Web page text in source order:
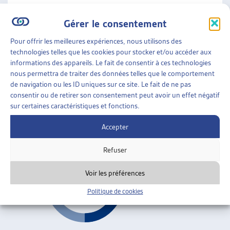
Gérer le consentement
Pour offrir les meilleures expériences, nous utilisons des
technologies telles que les cookies pour stocker et/ou accéder aux
informations des appareils. Le fait de consentir à ces technologies
nous permettra de traiter des données telles que le comportement
de navigation ou les ID uniques sur ce site. Le fait de ne pas
consentir ou de retirer son consentement peut avoir un effet négatif
sur certaines caractéristiques et fonctions.
Accepter
Refuser
Voir les préférences
Politique de cookies
L’ASSOCIATION
JOURNÉES D’AUTOMNE
Vieillesse
MIGRATIONS»EN GÉNÉRAL»VIEILLESSE
LE VIEILLISSEMENT DES MIGRANTS EN SUISSE:
ENJEUX ET PERSPECTIVES
Claudio Bolzman, présentation, déc. 2007